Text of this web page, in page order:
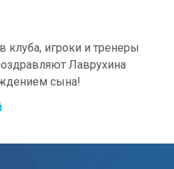
клуба, игроки и тренеры
Лаврухина
сына!